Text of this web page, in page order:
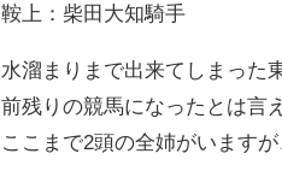
鞍上：柴田大知騎手
水溜まりまで出来てしまった
前残りの競馬になったとは言
ここまで2頭の全姉がいます